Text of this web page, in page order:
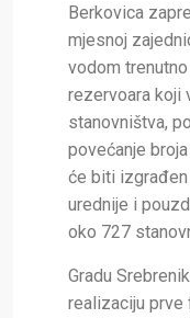
Berkovica
mjesnoj
vodom
rezervoara koji
stanovništva,
povećanje
će biti
urednije i
oko 727
Gradu
realizaciju